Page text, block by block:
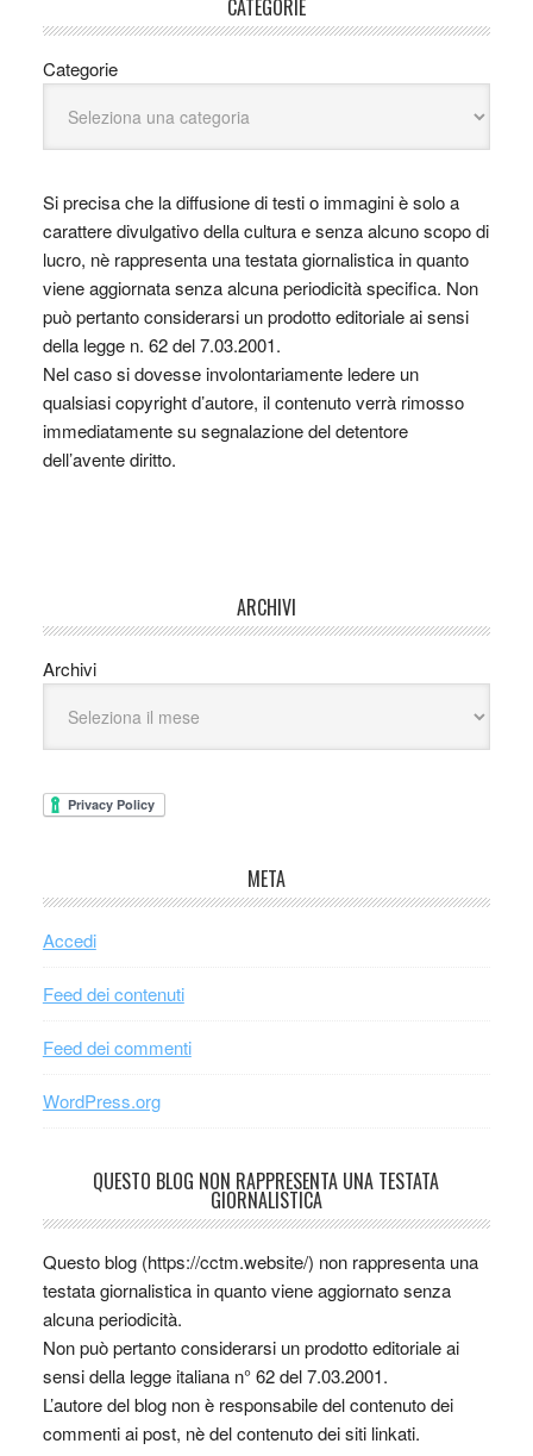
CATEGORIE
Categorie
Si precisa che la diffusione di testi o immagini è solo a
carattere divulgativo della cultura e senza alcuno scopo di
lucro, nè rappresenta una testata giornalistica in quanto
viene aggiornata senza alcuna periodicità specifica. Non
può pertanto considerarsi un prodotto editoriale ai sensi
della legge n. 62 del 7.03.2001.
Nel caso si dovesse involontariamente ledere un
qualsiasi copyright d’autore, il contenuto verrà rimosso
immediatamente su segnalazione del detentore
dell’avente diritto.
ARCHIVI
Archivi
META
Accedi
Feed dei contenuti
Feed dei commenti
WordPress.org
QUESTO BLOG NON RAPPRESENTA UNA TESTATA
GIORNALISTICA
Questo blog (https://cctm.website/) non rappresenta una
testata giornalistica in quanto viene aggiornato senza
alcuna periodicità.
Non può pertanto considerarsi un prodotto editoriale ai
sensi della legge italiana n° 62 del 7.03.2001.
L’autore del blog non è responsabile del contenuto dei
commenti ai post, nè del contenuto dei siti linkati.